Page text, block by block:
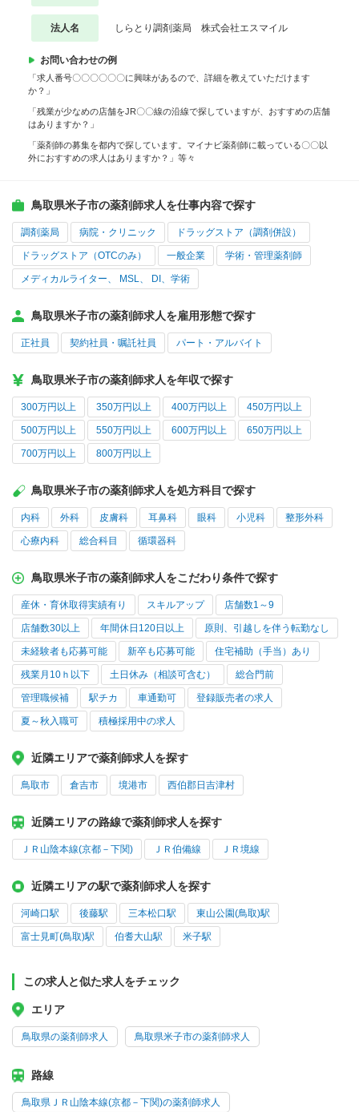
法人名 しらとり調剤薬局 株式会社エスマイル
お問い合わせの例
「求人番号〇〇〇〇〇〇に興味があるので、詳細を教えていただけます
か？」
「残業が少なめの店舗をJR〇〇線の沿線で探していますが、おすすめの店舗
はありますか？」
「薬剤師の募集を都内で探しています。マイナビ薬剤師に載っている〇〇以
外におすすめの求人はありますか？」等々
鳥取県米子市の薬剤師求人を仕事内容で探す
調剤薬局 病院・クリニック ドラッグストア（調剤併設）
ドラッグストア（OTCのみ） 一般企業 学術・管理薬剤師
メディカルライター、 MSL、 DI、学術
鳥取県米子市の薬剤師求人を雇用形態で探す
正社員 契約社員・嘱託社員 パート・アルバイト
鳥取県米子市の薬剤師求人を年収で探す
300万円以上 350万円以上 400万円以上 450万円以上
500万円以上 550万円以上 600万円以上 650万円以上
700万円以上 800万円以上
鳥取県米子市の薬剤師求人を処方科目で探す
内科 外科 皮膚科 耳鼻科 眼科 小児科 整形外科
心療内科 総合科目 循環器科
鳥取県米子市の薬剤師求人をこだわり条件で探す
産休・育休取得実績有り スキルアップ 店舗数1～9
店舗数30以上 年間休日120日以上 原則、引越しを伴う転勤なし
未経験者も応募可能 新卒も応募可能 住宅補助（手当）あり
残業月10ｈ以下 土日休み（相談可含む） 総合門前
管理職候補 駅チカ 車通勤可 登録販売者の求人
夏～秋入職可 積極採用中の求人
近隣エリアで薬剤師求人を探す
鳥取市 倉吉市 境港市 西伯郡日吉津村
近隣エリアの路線で薬剤師求人を探す
ＪＲ山陰本線(京都－下関) ＪＲ伯備線 ＪＲ境線
近隣エリアの駅で薬剤師求人を探す
河崎口駅 後藤駅 三本松口駅 東山公園(鳥取)駅
富士見町(鳥取)駅 伯耆大山駅 米子駅
この求人と似た求人をチェック
エリア
鳥取県の薬剤師求人 鳥取県米子市の薬剤師求人
路線
鳥取県ＪＲ山陰本線(京都－下関)の薬剤師求人